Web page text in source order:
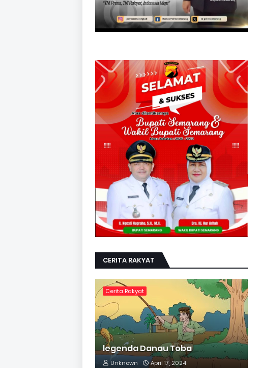
CERITA RAKYAT
Cerita Rakyat
legenda Danau Toba
Unknown April 17, 2024